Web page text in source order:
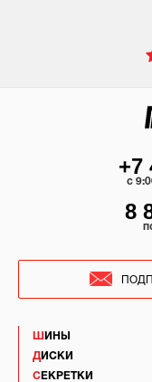
ШИНЫ
ДИСКИ
СЕКРЕТКИ
+7
c
8